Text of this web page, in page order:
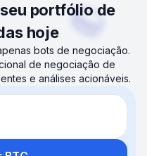
portfólio de
hoje
bots de negociação.
de negociação de
e análises acionáveis.